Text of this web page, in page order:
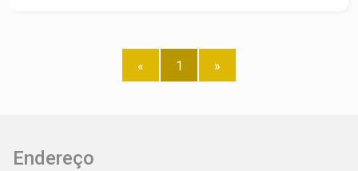
« 1 »
Endereço